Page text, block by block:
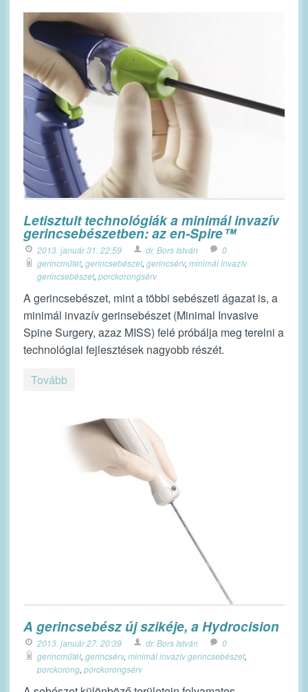
Letisztult technológiák a minimál invazív
gerincsebészetben: az en-Spire™
2013. január 31. 22:59 dr. Bors István
0
gerincműtét, gerincsebészet, gerincsérv, minimál invazív
gerincsebészet, porckorongsérv
A gerincsebészet, mint a többi sebészeti ágazat is, a
minimál invazív gerinsebészet (Minimal Invasive
Spine Surgery, azaz MISS) felé próbálja meg terelni a
technológiai fejlesztések nagyobb részét.
Tovább
A gerincsebész új szikéje, a Hydrocision
2013. január 27. 20:39 dr. Bors István
0
gerincműtét, gerincsérv, minimál invazív gerincsebészet,
porckorong, porckorongsérv